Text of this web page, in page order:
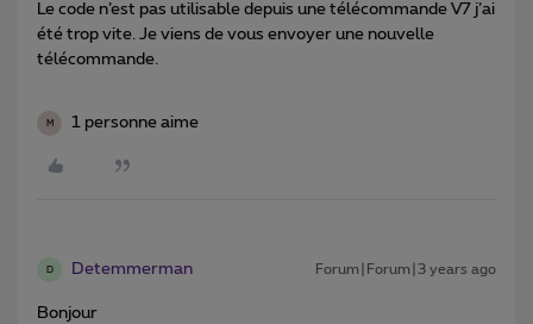
Le code n’est pas utilisable depuis une télécommande V7 j’ai
été trop vite. Je viens de vous envoyer une nouvelle
télécommande.
M 1 personne aime
D Detemmerman Forum|Forum|3 years ago
Bonjour